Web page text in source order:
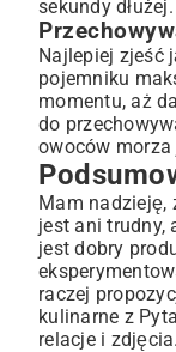
sekundy
Najlepiej zjeść
pojemniku
momentu, aż
do
owoców morza
Mam nadzieję,
jest ani trudny,
jest dobry
raczej
kulinarne z
relacje i